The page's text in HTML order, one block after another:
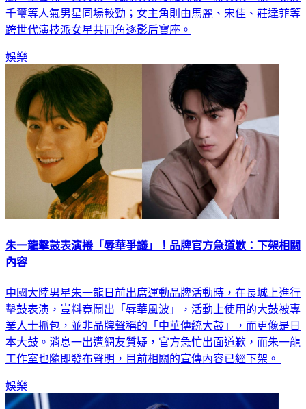
鵬、王寶強、古天樂、成龍等演技派代表，將與朱一龍、易烊
千璽等人氣男星同場較勁；女主角則由馬麗、宋佳、莊達菲等
朱一龍擊鼓表演捲「辱華爭議」！品牌官方急道歉：下架相關
中國大陸男星朱一龍日前出席運動品牌活動時，在長城上進行
擊鼓表演，豈料竟鬧出「辱華風波」，活動上使用的大鼓被專
業人士抓包，並非品牌聲稱的「中華傳統大鼓」，而更像是日
本大鼓。消息一出遭網友質疑，官方急忙出面道歉，而朱一龍
娛樂